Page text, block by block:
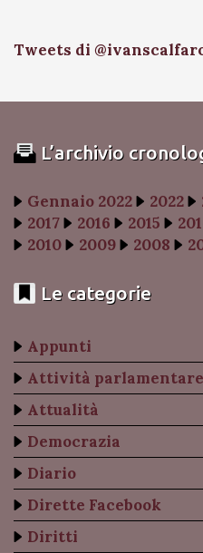
Tweets di
L’archivio
Gennaio 2022 2022
2017
2016 2015
2010
2009 2008
Le categorie
Appunti
Attività parlamentare
Attualità
Democrazia
Diario
Dirette Facebook
Diritti